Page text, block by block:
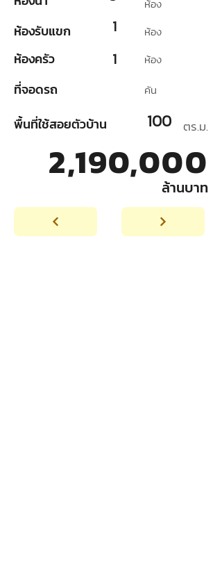
ห้องรับแขก
ห้องครัว
ที่จอดรถ
1
1
ห้อง
ห้อง
ห้อง
คัน
พื้นที่ใช้สอยตัวบ้าน 100 ตร.ม.
2,190,000
ล้านบาท